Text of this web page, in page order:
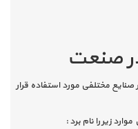
صنعت
مختلفی مورد استفاده قرار
زیر را نام برد :